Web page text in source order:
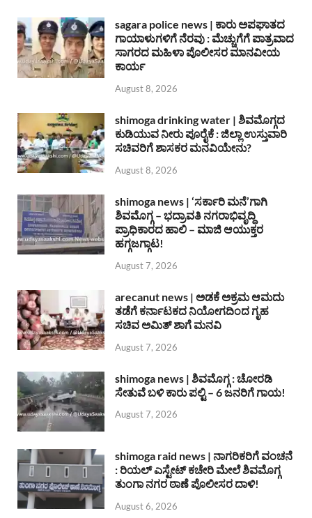
sagara police news | ಕಾರು ಅಪಘಾತದ
ಗಾಯಾಳುಗಳಿಗೆ ನೆರವು : ಮೆಚ್ಚುಗೆಗೆ ಪಾತ್ರವಾದ
ಸಾಗರದ ಮಹಿಳಾ ಪೊಲೀಸರ ಮಾನವೀಯ
ಕಾರ್ಯ
August 8, 2026
shimoga drinking water | ಶಿವಮೊಗ್ಗದ
ಕುಡಿಯುವ ನೀರು ಪೂರೈಕೆ : ಜಿಲ್ಲಾ ಉಸ್ತುವಾರಿ
ಸಚಿವರಿಗೆ ಶಾಸಕರ ಮನವಿಯೇನು?
August 8, 2026
shimoga news | ‘ಸರ್ಕಾರಿ ಮನೆ’ಗಾಗಿ
ಶಿವಮೊಗ್ಗ – ಭದ್ರಾವತಿ ನಗರಾಭಿವೃದ್ದಿ
ಪ್ರಾಧಿಕಾರದ ಹಾಲಿ – ಮಾಜಿ ಆಯುಕ್ತರ
ಹಗ್ಗಜಗ್ಗಾಟ!
August 7, 2026
arecanut news | ಅಡಕೆ ಅಕ್ರಮ ಆಮದು
ತಡೆಗೆ ಕರ್ನಾಟಕದ ನಿಯೋಗದಿಂದ ಗೃಹ
ಸಚಿವ ಅಮಿತ್ ಶಾಗೆ ಮನವಿ
August 7, 2026
shimoga news | ಶಿವಮೊಗ್ಗ : ಚೋರಡಿ
ಸೇತುವೆ ಬಳಿ ಕಾರು ಪಲ್ಟಿ – 6 ಜನರಿಗೆ ಗಾಯ!
August 7, 2026
shimoga raid news | ನಾಗರಿಕರಿಗೆ ವಂಚನೆ
: ರಿಯಲ್ ಎಸ್ಟೇಟ್ ಕಚೇರಿ ಮೇಲೆ ಶಿವಮೊಗ್ಗ
ತುಂಗಾ ನಗರ ಠಾಣೆ ಪೊಲೀಸರ ದಾಳಿ!
August 6, 2026